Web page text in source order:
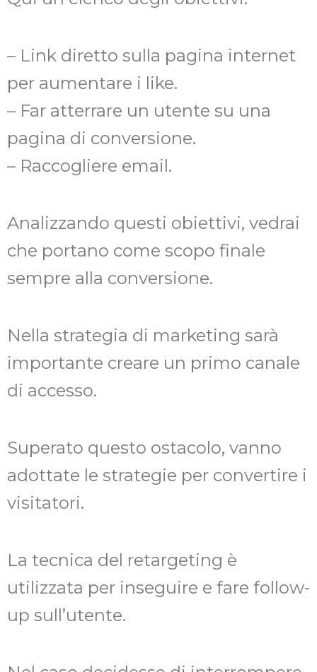
– Link diretto sulla pagina internet
per aumentare i like.
– Far atterrare un utente su una
pagina di conversione.
– Raccogliere email.
Analizzando questi obiettivi, vedrai
che portano come scopo finale
sempre alla conversione.
Nella strategia di marketing sarà
importante creare un primo canale
di accesso.
Superato questo ostacolo, vanno
adottate le strategie per convertire i
visitatori.
La tecnica del retargeting è
utilizzata per inseguire e fare follow-
up sull’utente.